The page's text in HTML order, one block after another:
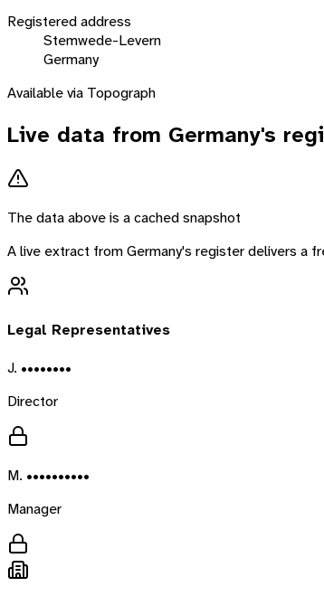
Registered address
Stemwede-Levern
Germany
Available via Topograph
Live data from Germany's
The data above is a cached snapshot
A live extract fromGermany's register delivers a
Legal Representatives
J. ••••••••
Director
M. ••••••••••
Manager